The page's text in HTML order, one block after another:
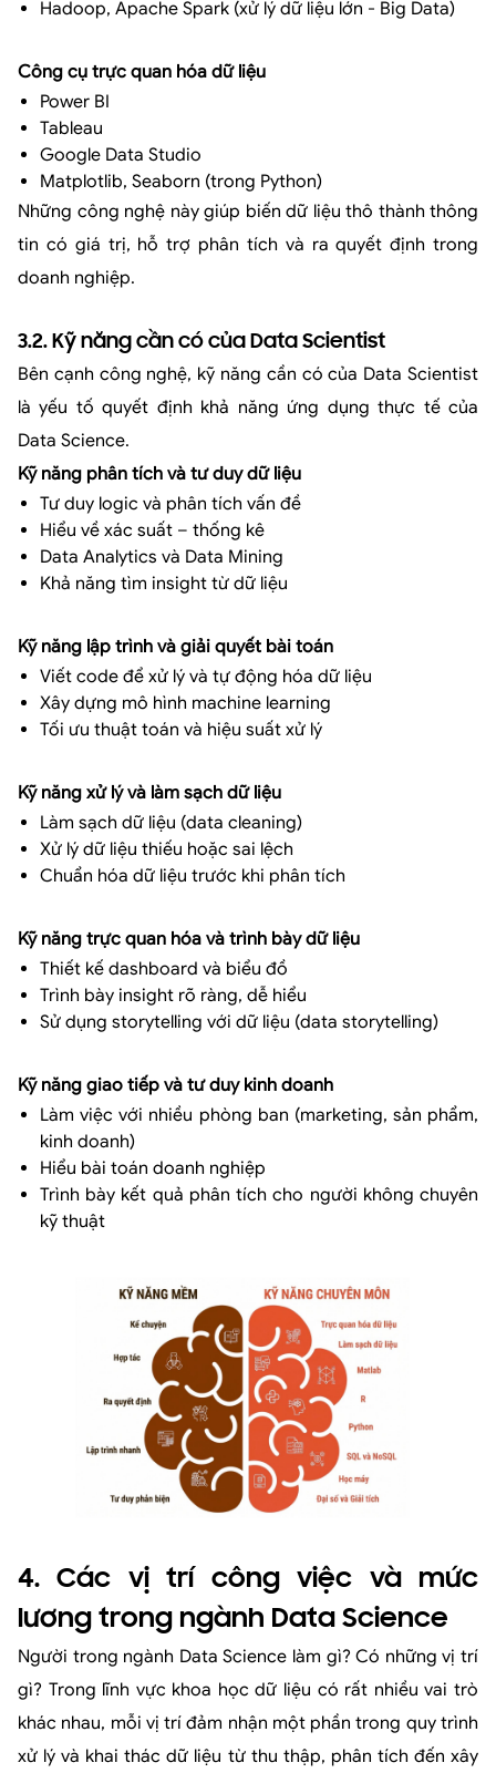
Hadoop, Apache Spark (xử lý dữ liệu lớn - Big Data)
Công cụ trực quan hóa dữ liệu
Power BI
Tableau
Google Data Studio
Matplotlib, Seaborn (trong Python)
Những công nghệ này giúp biến dữ liệu thô thành thông
tin có giá trị, hỗ trợ phân tích và ra quyết định trong
doanh nghiệp.
3.2. Kỹ năng cần có của Data Scientist
Bên cạnh công nghệ, kỹ năng cần có của Data Scientist
là yếu tố quyết định khả năng ứng dụng thực tế của
Data Science.
Kỹ năng phân tích và tư duy dữ liệu
Tư duy logic và phân tích vấn đề
Hiểu về xác suất – thống kê
Data Analytics và Data Mining
Khả năng tìm insight từ dữ liệu
Kỹ năng lập trình và giải quyết bài toán
Viết code để xử lý và tự động hóa dữ liệu
Xây dựng mô hình machine learning
Tối ưu thuật toán và hiệu suất xử lý
Kỹ năng xử lý và làm sạch dữ liệu
Làm sạch dữ liệu (data cleaning)
Xử lý dữ liệu thiếu hoặc sai lệch
Chuẩn hóa dữ liệu trước khi phân tích
Kỹ năng trực quan hóa và trình bày dữ liệu
Thiết kế dashboard và biểu đồ
Trình bày insight rõ ràng, dễ hiểu
Sử dụng storytelling với dữ liệu (data storytelling)
Kỹ năng giao tiếp và tư duy kinh doanh
Làm việc với nhiều phòng ban (marketing, sản phẩm,
kinh doanh)
Hiểu bài toán doanh nghiệp
Trình bày kết quả phân tích cho người không chuyên
kỹ thuật
4. Các vị trí công việc và mức
lương trong ngành Data Science
Người trong ngành Data Science làm gì? Có những vị trí
gì? Trong lĩnh vực khoa học dữ liệu có rất nhiều vai trò
khác nhau, mỗi vị trí đảm nhận một phần trong quy trình
xử lý và khai thác dữ liệu từ thu thập, phân tích đến xây